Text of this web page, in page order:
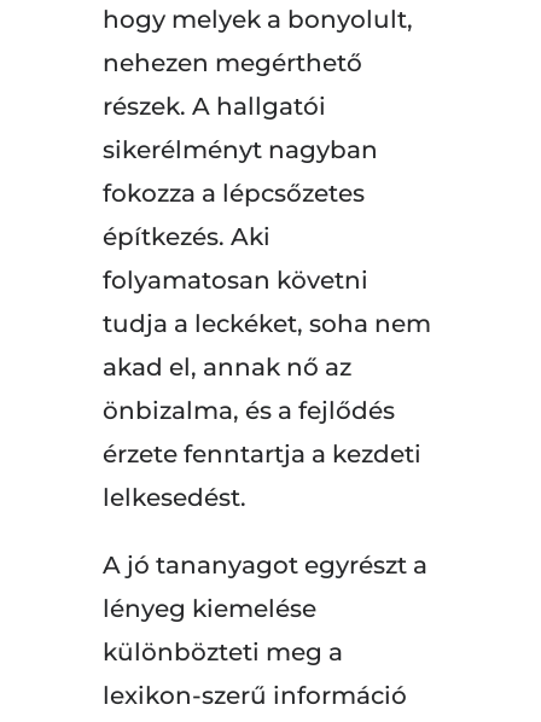
hogy melyek a bonyolult,
nehezen megérthető
részek. A hallgatói
sikerélményt nagyban
fokozza a lépcsőzetes
építkezés. Aki
folyamatosan követni
tudja a leckéket, soha nem
akad el, annak nő az
önbizalma, és a fejlődés
érzete fenntartja a kezdeti
lelkesedést.
A jó tananyagot egyrészt a
lényeg kiemelése
különbözteti meg a
lexikon-szerű információ